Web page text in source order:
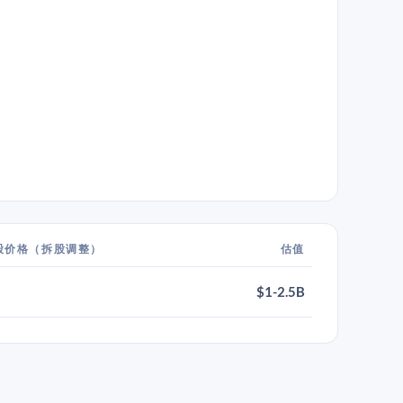
价格（拆股调整） 估值
$1-2.5B